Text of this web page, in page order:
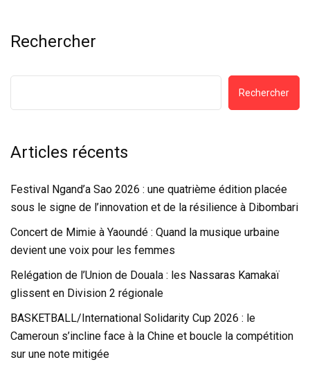
Rechercher
Rechercher
Articles récents
Festival Ngand’a Sao 2026 : une quatrième édition placée
sous le signe de l’innovation et de la résilience à Dibombari
Concert de Mimie à Yaoundé : Quand la musique urbaine
devient une voix pour les femmes
Relégation de l’Union de Douala : les Nassaras Kamakaï
glissent en Division 2 régionale
BASKETBALL/International Solidarity Cup 2026 : le
Cameroun s’incline face à la Chine et boucle la compétition
sur une note mitigée